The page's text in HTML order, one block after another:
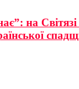
на Світязі